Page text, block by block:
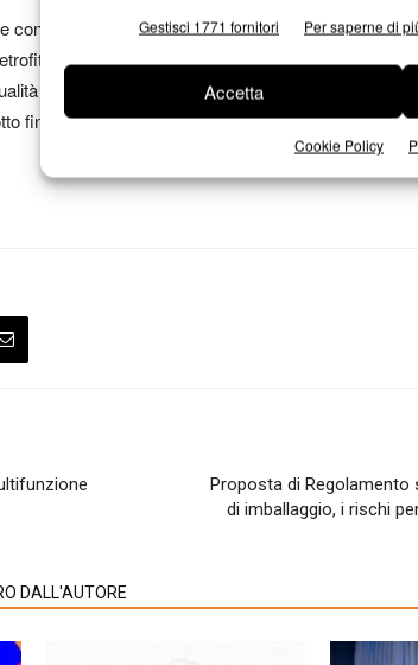
Gestisci 1771 fornitori Per saperne di
Accetta
Cookie Policy
confezionatrici con Kit Bio Pack esistenti, questa
per gli impianti di vecchia generazione sia un
e velocità, riduzione del costo del packaging e
finale” conclude Nicolò Squarzoni.
Proposta di Regolamento
di imballaggio, i rischi
DALL'AUTORE